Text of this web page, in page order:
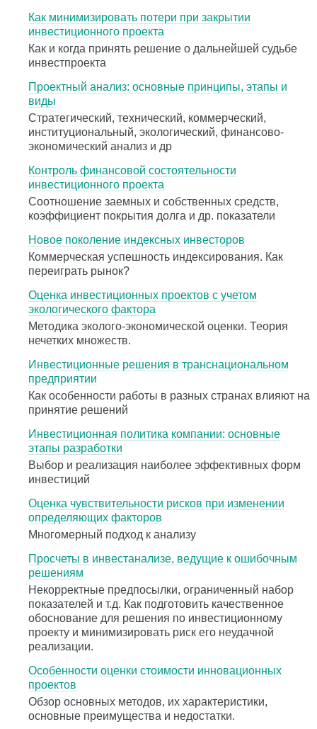
Как минимизировать потери при закрытии
инвестиционного проекта
Как и когда принять решение о дальнейшей судьбе
инвестпроекта
Проектный анализ: основные принципы, этапы и
виды
Стратегический, технический, коммерческий,
институциональный, экологический, финансово-
экономический анализ и др
Контроль финансовой состоятельности
инвестиционного проекта
Соотношение заемных и собственных средств,
коэффициент покрытия долга и др. показатели
Новое поколение индексных инвесторов
Коммерческая успешность индексирования. Как
переиграть рынок?
Оценка инвестиционных проектов с учетом
экологического фактора
Методика эколого-экономической оценки. Теория
нечетких множеств.
Инвестиционные решения в транснациональном
предприятии
Как особенности работы в разных странах влияют на
принятие решений
Инвестиционная политика компании: основные
этапы разработки
Выбор и реализация наиболее эффективных форм
инвестиций
Оценка чувствительности рисков при изменении
определяющих факторов
Многомерный подход к анализу
Просчеты в инвестанализе, ведущие к ошибочным
решениям
Некорректные предпосылки, ограниченный набор
показателей и т.д. Как подготовить качественное
обоснование для решения по инвестиционному
проекту и минимизировать риск его неудачной
реализации.
Особенности оценки стоимости инновационных
проектов
Обзор основных методов, их характеристики,
основные преимущества и недостатки.